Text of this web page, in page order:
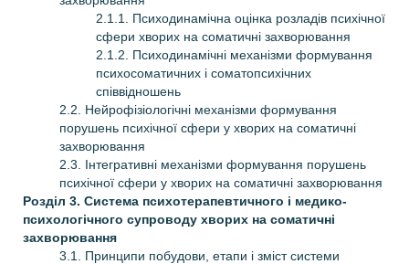
2.1.1. Психодинамічна оцінка розладів психічної
сфери хворих на соматичні захворювання
2.1.2. Психодинамічні механізми формування
психосоматичних і соматопсихічних
співвідношень
2.2. Нейрофізіологічні механізми формування
порушень психічної сфери у хворих на соматичні
захворювання
2.3. Інтегративні механізми формування порушень
психічної сфери у хворих на соматичні захворювання
Розділ 3. Система психотерапевтичного і медико-
психологічного супроводу хворих на соматичні
захворювання
3.1. Принципи побудови, етапи і зміст системи